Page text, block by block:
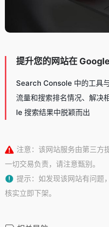
提升您的网站在
Search Console 中的工具
流量和搜索排名情况、解决
le 搜索结果中脱颖而出
注意：该网站服务由第三方
一切交易负责，请注意甄别。
提示：如发现该网站有问题
核实立即下架。